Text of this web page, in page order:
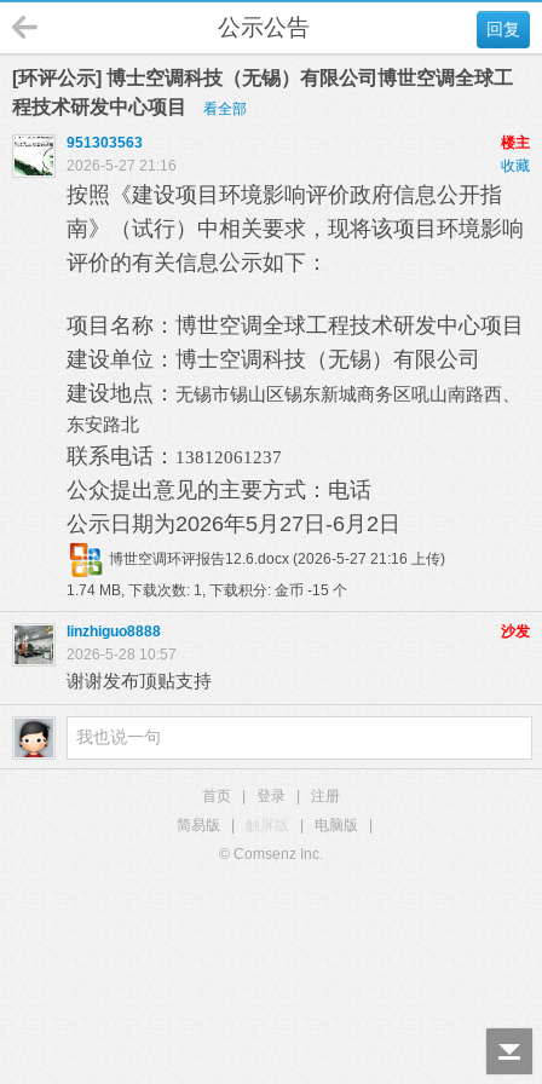
回复
公示公告
[环评公示] 博士空调科技（无锡）有限公司博世空调全球工
程技术研发中心项目
看全部
楼主
951303563
收藏
2026-5-27 21:16
按照《建设项目环境影响评价政府信息公开指
南》（试行）中相关要求，现将该项目环境影响
评价的有关信息公示如下：
项目名称： 博世空调全球工程技术研发中心项目
建设单位： 博士空调科技（无锡）有限公司
建设地点： 无锡市锡山区锡东新城商务区吼山南路西、
东安路北
联系电话： 13812061237
公众提出意见的主要方式：电话
公示日期为2026年5月27日-6月2日
博世空调环评报告12.6.docx (2026-5-27 21:16 上传)
1.74 MB, 下载次数: 1, 下载积分: 金币 -15 个
沙发
linzhiguo8888
2026-5-28 10:57
谢谢发布顶贴支持
首页 登录
注册
简易版
触屏版 电脑版
© Comsenz Inc.